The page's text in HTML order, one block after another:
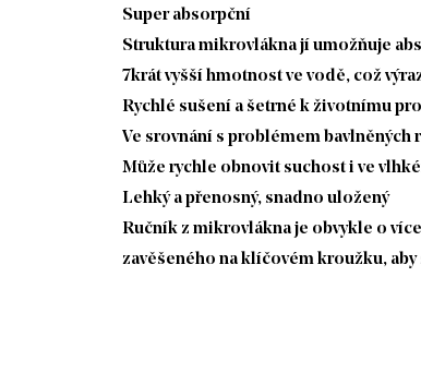
Super absorpční
Struktura mikrovlákna jí umožňuje
7krát vyšší hmotnost ve vodě, což
Rychlé sušení a šetrné k životnímu
Ve srovnání s problémem
Může rychle obnovit suchost i ve
Lehký a přenosný, snadno uložený
Ručník z mikrovlákna je obvykle o
zavěšeného na klíčovém kroužku,